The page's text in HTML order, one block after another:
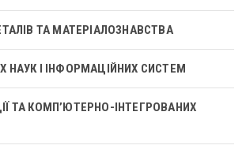
ТА МАТЕРІАЛОЗНАВСТВА
І ІНФОРМАЦІЙНИХ СИСТЕМ
ТА КОМП’ЮТЕРНО-ІНТЕГРОВАНИХ